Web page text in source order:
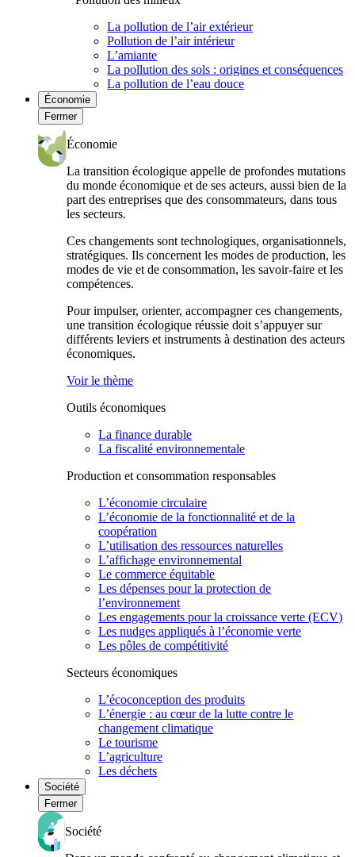
La pollution de l’air extérieur
Pollution de l’air intérieur
L’amiante
La pollution des sols : origines et conséquences
La pollution de l’eau douce
Économie
Fermer
Économie
La transition écologique appelle de profondes mutations
du monde économique et de ses acteurs, aussi bien de la
part des entreprises que des consommateurs, dans tous
les secteurs.
Ces changements sont technologiques, organisationnels,
stratégiques. Ils concernent les modes de production, les
modes de vie et de consommation, les savoir-faire et les
compétences.
Pour impulser, orienter, accompagner ces changements,
une transition écologique réussie doit s’appuyer sur
différents leviers et instruments à destination des acteurs
économiques.
Voir le thème
Outils économiques
La finance durable
La fiscalité environnementale
Production et consommation responsables
L’économie circulaire
L’économie de la fonctionnalité et de la
coopération
L’utilisation des ressources naturelles
L’affichage environnemental
Le commerce équitable
Les dépenses pour la protection de
l’environnement
Les engagements pour la croissance verte (ECV)
Les nudges appliqués à l’économie verte
Les pôles de compétitivité
Secteurs économiques
L’écoconception des produits
L’énergie : au cœur de la lutte contre le
changement climatique
Le tourisme
L’agriculture
Les déchets
Société
Fermer
Société